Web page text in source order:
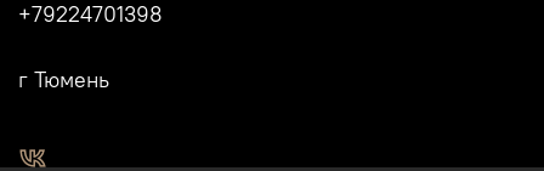
+79224701398
г Тюмень